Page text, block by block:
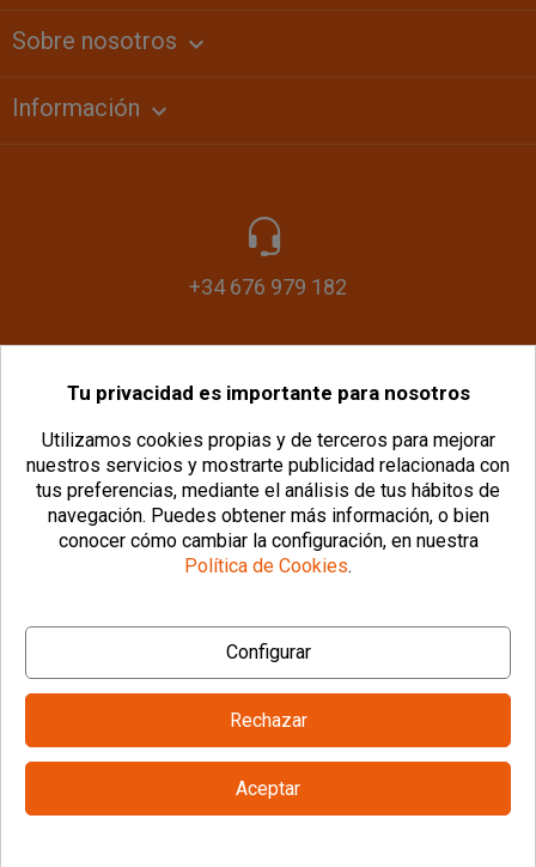
Sobre nosotros keyboard_arrow_down
Información 
+34 676 979 182
info@plasticomania.com
© Copyright 2026 PlásticoManía® |
Política de Privacidad| Política de Cookies| Configurar Cookies
Condiciones Generales
Tu privacidad es importante para nosotros
Utilizamos cookies propias y de terceros para mejorar
nuestros servicios y mostrarte publicidad relacionada con
tus preferencias, mediante el análisis de tus hábitos de
navegación. Puedes obtener más información, o bien
conocer cómo cambiar la configuración, en nuestra
Política de Cookies.
Configurar
Rechazar
Aceptar